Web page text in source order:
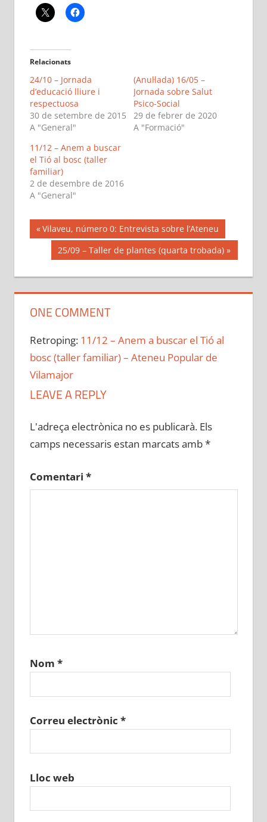
Relacionats
24/10 – Jornada
d’educació lliure i
respectuosa
30 de setembre de 2015
A "General"
(Anul·lada) 16/05 –
Jornada sobre Salut
Psico-Social
29 de febrer de 2020
A "Formació"
11/12 – Anem a buscar
el Tió al bosc (taller
familiar)
2 de desembre de 2016
A "General"
Navegació
d'entrades
Previous
Post:
Vilaveu, número 0: Entrevista sobre l’Ateneu
Next
Post:
25/09 – Taller de plantes (quarta trobada)
ONE COMMENT
Retroping: 11/12 – Anem a buscar el Tió al
bosc (taller familiar) – Ateneu Popular de
Vilamajor
LEAVE A REPLY
L'adreça electrònica no es publicarà. Els
camps necessaris estan marcats amb*
Comentari *
Nom *
Correu electrònic *
Lloc web